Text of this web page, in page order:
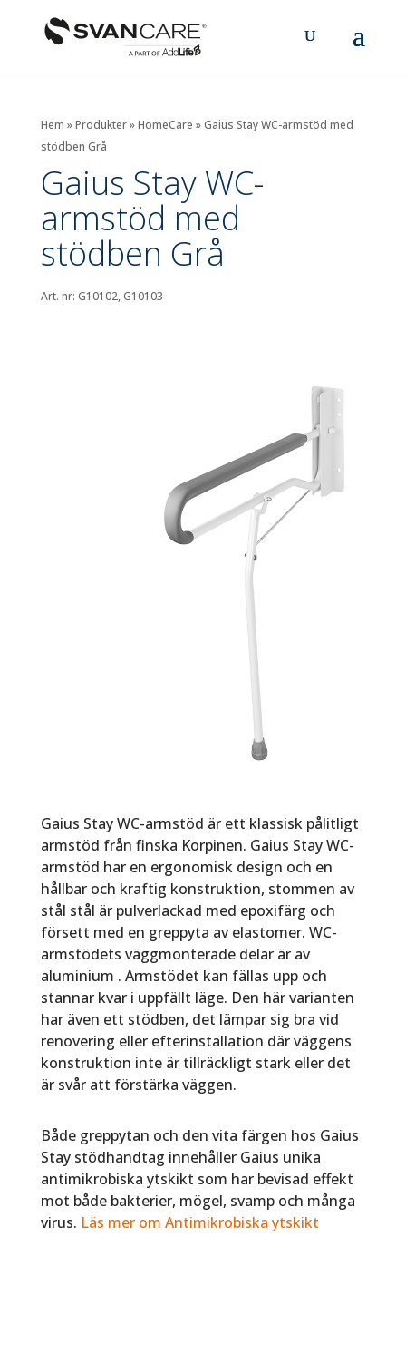
Hem »Produkter»HomeCare »Gaius Stay WC-armstöd med
stödben Grå
Gaius Stay WC-
armstöd med
stödben Grå
Art. nr: G10102, G10103
Gaius Stay WC-armstöd är ett klassisk pålitligt
armstöd från finska Korpinen. Gaius Stay WC-
armstöd har en ergonomisk design och en
hållbar och kraftig konstruktion, stommen av
stål stål är pulverlackad med epoxifärg och
försett med en greppyta av elastomer. WC-
armstödets väggmonterade delar är av
aluminium . Armstödet kan fällas upp och
stannar kvar i uppfällt läge. Den här varianten
har även ett stödben, det lämpar sig bra vid
renovering eller efterinstallation där väggens
konstruktion inte är tillräckligt stark eller det
är svår att förstärka väggen.
Både greppytan och den vita färgen hos Gaius
Stay stödhandtag innehåller Gaius unika
antimikrobiska ytskikt som har bevisad effekt
mot både bakterier, mögel, svamp och många
virus. Läs mer om Antimikrobiska ytskikt